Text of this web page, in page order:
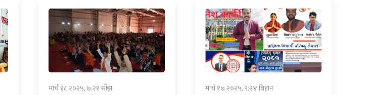
मार्च १८ २०२५, ७:२१ साँझ मार्च १७ २०२५, ९:२४ बिहान